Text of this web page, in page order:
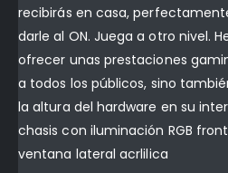
recibirás en casa,
darle al ON. Juega a otro nivel.
ofrecer unas prestaciones
a todos los públicos, sino
la altura del hardware en su
chasis con iluminación RGB
ventana lateral acrlilica